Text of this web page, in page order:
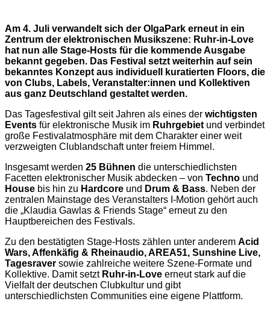
Am 4. Juli verwandelt sich der OlgaPark erneut in ein
Zentrum der elektronischen Musikszene: Ruhr-in-Love
hat nun alle Stage-Hosts für die kommende Ausgabe
bekannt gegeben. Das Festival setzt weiterhin auf sein
bekanntes Konzept aus individuell kuratierten Floors, die
von Clubs, Labels, Veranstalter:innen und Kollektiven
aus ganz Deutschland gestaltet werden.
Das Tagesfestival gilt seit Jahren als eines der wichtigsten
Events für elektronische Musik im Ruhrgebiet und verbindet
große Festivalatmosphäre mit dem Charakter einer weit
verzweigten Clublandschaft unter freiem Himmel.
Insgesamt werden 25 Bühnen die unterschiedlichsten
Facetten elektronischer Musik abdecken – von Techno und
House bis hin zu Hardcore und Drum & Bass. Neben der
zentralen Mainstage des Veranstalters I-Motion gehört auch
die „Klaudia Gawlas & Friends Stage“ erneut zu den
Hauptbereichen des Festivals.
Zu den bestätigten Stage-Hosts zählen unter anderem Acid
Wars, Affenkäfig & Rheinaudio, AREA51, Sunshine Live,
Tagesraver sowie zahlreiche weitere Szene-Formate und
Kollektive. Damit setzt Ruhr-in-Love erneut stark auf die
Vielfalt der deutschen Clubkultur und gibt
unterschiedlichsten Communities eine eigene Plattform.